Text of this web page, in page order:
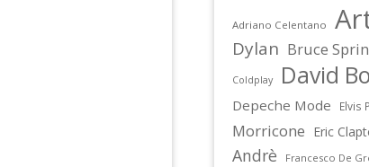
Adriano Celentano
Dylan Bruce
Coldplay David
Depeche Mode Elvis
Morricone Eric
Andrè
Francesco De